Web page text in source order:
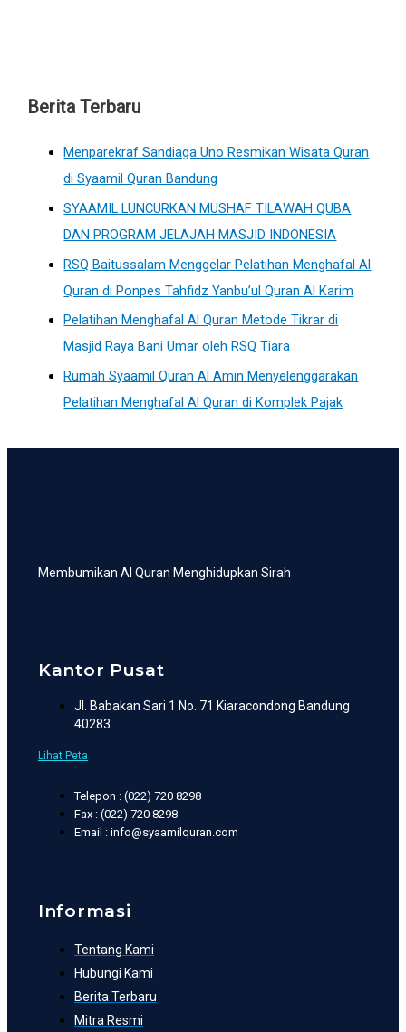
Berita Terbaru
Menparekraf Sandiaga Uno Resmikan Wisata Quran
di Syaamil Quran Bandung
SYAAMIL LUNCURKAN MUSHAF TILAWAH QUBA
DAN PROGRAM JELAJAH MASJID INDONESIA
RSQ Baitussalam Menggelar Pelatihan Menghafal Al
Quran di Ponpes Tahfidz Yanbu’ul Quran Al Karim
Pelatihan Menghafal Al Quran Metode Tikrar di
Masjid Raya Bani Umar oleh RSQ Tiara
Rumah Syaamil Quran Al Amin Menyelenggarakan
Pelatihan Menghafal Al Quran di Komplek Pajak
Membumikan Al Quran Menghidupkan Sirah
Kantor Pusat
Jl. Babakan Sari 1 No. 71 Kiaracondong Bandung
40283
Lihat Peta
Telepon : (022) 720 8298
Fax : (022) 720 8298
Email : info@syaamilquran.com
Informasi
Tentang Kami
Hubungi Kami
Berita Terbaru
Mitra Resmi